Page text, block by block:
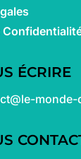
ÉCRIRE